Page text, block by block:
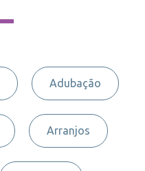
Adubação
Arranjos